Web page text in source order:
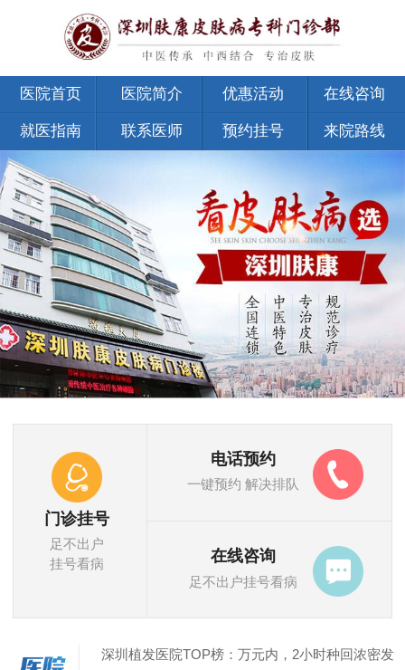
医院首页 医院简介 优惠活动 在线咨询
就医指南 联系医师 预约挂号 来院路线
门诊挂号
足不出户
挂号看病
电话预约
一键预约 解决排队
在线咨询
足不出户挂号看病
深圳植发医院TOP榜：万元内，2小时种回浓密发